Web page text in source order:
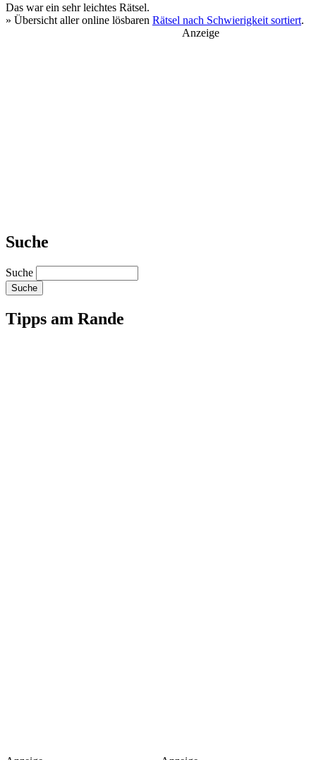
Das war ein sehr leichtes Rätsel.
» Übersicht aller online lösbaren Rätsel nach Schwierigkeit sortiert.
Anzeige
Suche
Suche
Tipps am Rande